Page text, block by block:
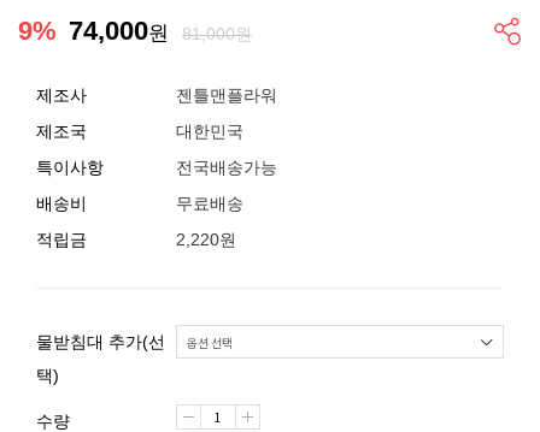
9% 74,000원 81,000원
제조사
젠틀맨플라워
제조국
대한민국
특이사항
전국배송가능
배송비
무료배송
적립금
2,220원
물받침대 추가(선
택)
수량